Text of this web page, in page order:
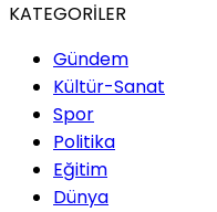
KATEGORİLER
Gündem
Kültür-Sanat
Spor
Politika
Eğitim
Dünya